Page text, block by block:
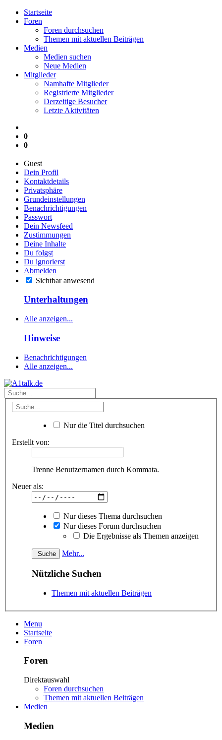
Startseite
Foren
Foren durchsuchen
Themen mit aktuellen Beiträgen
Medien
Medien suchen
Neue Medien
Mitglieder
Namhafte Mitglieder
Registrierte Mitglieder
Derzeitige Besucher
Letzte Aktivitäten
0
0
Guest
Dein Profil
Kontaktdetails
Privatsphäre
Grundeinstellungen
Benachrichtigungen
Passwort
Dein Newsfeed
Zustimmungen
Deine Inhalte
Du folgst
Du ignorierst
Abmelden
Sichtbar anwesend
Unterhaltungen
Alle anzeigen...
Hinweise
Benachrichtigungen
Alle anzeigen...
Nur die Titel durchsuchen
Erstellt von:
Trenne Benutzernamen durch Kommata.
Neuer als:
Nur dieses Thema durchsuchen
Nur dieses Forum durchsuchen
Die Ergebnisse als Themen anzeigen
Mehr...
Nützliche Suchen
Themen mit aktuellen Beiträgen
Menu
Startseite
Foren
Foren
Direktauswahl
Foren durchsuchen
Themen mit aktuellen Beiträgen
Medien
Medien